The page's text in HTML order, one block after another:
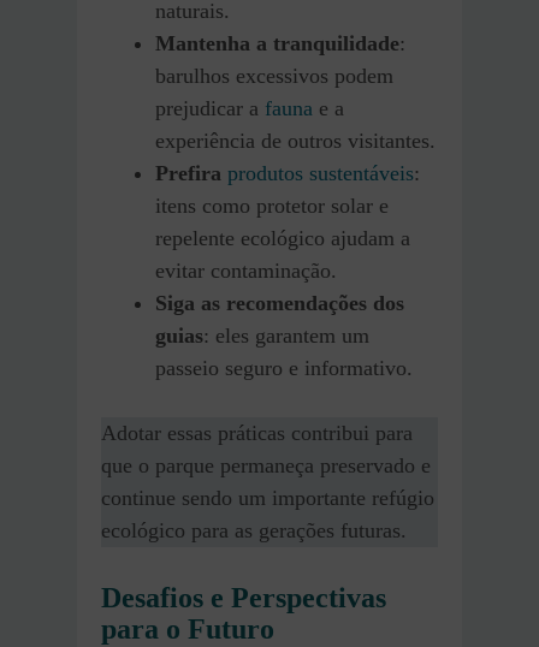
naturais.
Mantenha a tranquilidade:
barulhos excessivos podem
prejudicar a fauna e a
experiência de outros visitantes.
Prefira produtos sustentáveis:
itens como protetor solar e
repelente ecológico ajudam a
evitar contaminação.
Siga as recomendações dos
guias: eles garantem um
passeio seguro e informativo.
Adotar essas práticas contribui para
que o parque permaneça preservado e
continue sendo um importante refúgio
ecológico para as gerações futuras.
Desafios e Perspectivas
para o Futuro